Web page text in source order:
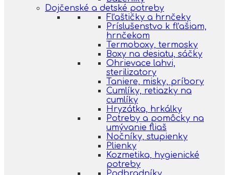
Dojčenské a detské potreby
Fľaštičky a hrnčeky
Príslušenstvo k fľašiam,
hrnčekom
Termoboxy, termosky
Boxy na desiatu, sáčky
Ohrievace lahvi,
sterilizatory
Taniere, misky, príbory
Cumlíky, retiazky na
cumlíky
Hryzátka, hrkálky
Potreby a pomôcky na
umývanie fliaš
Nočníky, stupienky
Plienky
Kozmetika, hygienické
potreby